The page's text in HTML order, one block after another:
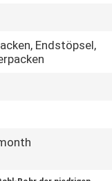
Endstöpsel,